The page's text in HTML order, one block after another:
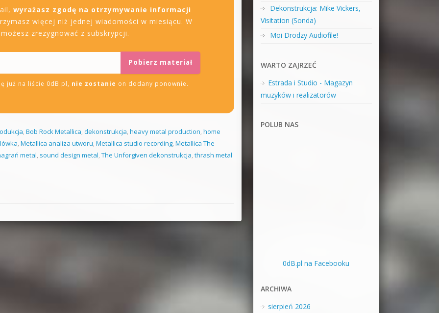
wyrażasz zgodę na otrzymywanie informacji
więcej niż jednej wiadomości w miesiącu. W
zrezygnować z subskrypcji.
już na liście 0dB.pl, nie zostanie on dodany ponownie.
, Bob Rock Metallica, dekonstrukcja, heavy metal production, home
, Metallica analiza utworu, Metallica studio recording, Metallica The
metal, sound design metal, The Unforgiven dekonstrukcja, thrash metal
Dekonstrukcja: Mike Vickers,
Visitation (Sonda)
Moi Drodzy Audiofile!
WARTO ZAJRZEĆ
Estrada i Studio - Magazyn
muzyków i realizatorów
POLUB NAS
0dB.pl na Facebooku
ARCHIWA
sierpień 2026